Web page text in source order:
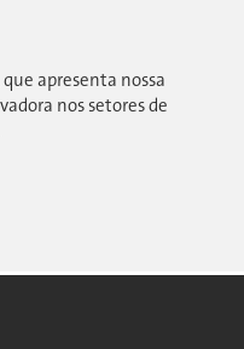
apresenta nossa
nos setores de